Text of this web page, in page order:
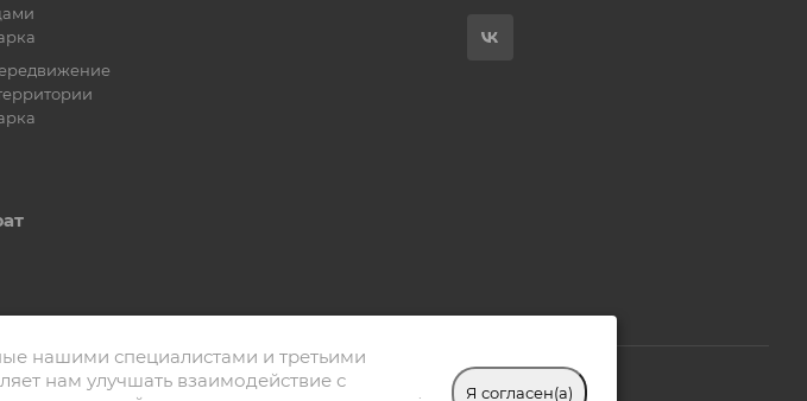
нашими специалистами и третьими
нам улучшать взаимодействие с
Я согласен(а)